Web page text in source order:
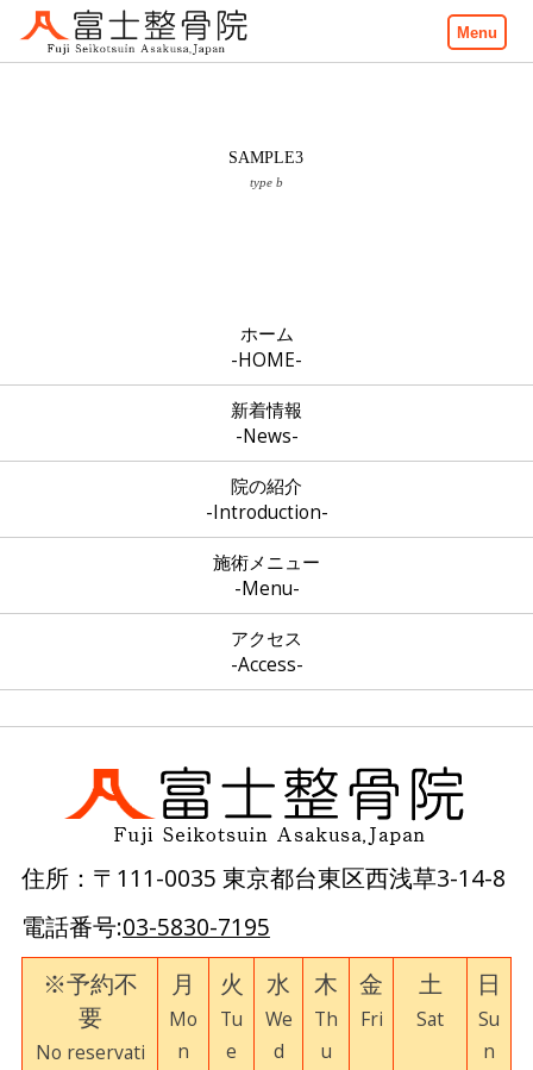
Menu
SAMPLE3
type b
ホーム
-HOME-
新着情報
-News-
院の紹介
-Introduction-
施術メニュー
-Menu-
アクセス
-Access-
住所：〒111-0035 東京都台東区西浅草3-14-8
電話番号:03-5830-7195
※予約不
要
No reservati
月
Mo
n
火
Tu
e
水
We
d
木
Th
u
金
Fri
土
Sat
日
Su
n